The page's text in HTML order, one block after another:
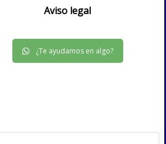
Aviso legal
¿Te ayudamos en algo?